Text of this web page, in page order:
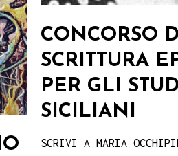
CONCORSO DI
SCRITTURA
PER GLI
SICILIANI
SCRIVI A MARIA